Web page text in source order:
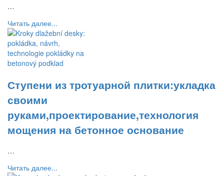
…
Читать далее...
Ступени из тротуарной плитки:укладка
своими
руками,проектирование,технология
мощения на бетонное основание
…
Читать далее...